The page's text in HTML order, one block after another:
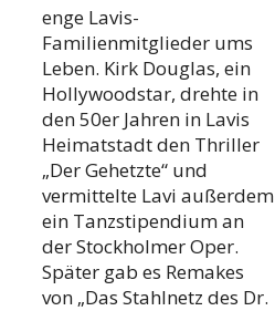
enge Lavis-
Familienmitglieder ums
Leben. Kirk Douglas, ein
Hollywoodstar, drehte in
den 50er Jahren in Lavis
Heimatstadt den Thriller
„Der Gehetzte“ und
vermittelte Lavi außerdem
ein Tanzstipendium an
der Stockholmer Oper.
Später gab es Remakes
von „Das Stahlnetz des Dr.